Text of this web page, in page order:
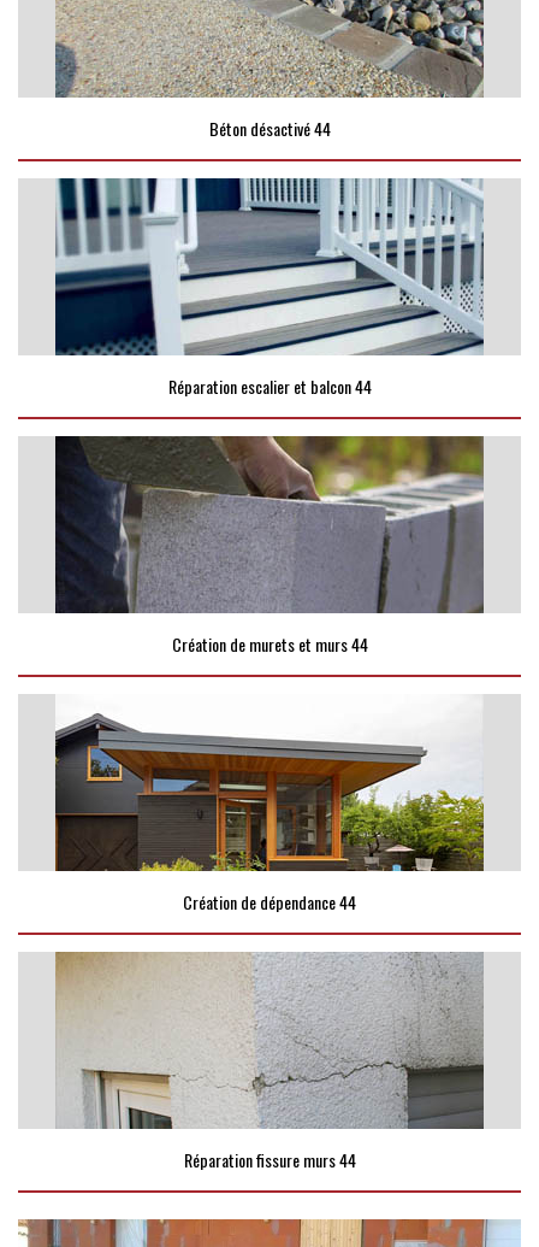
Béton désactivé 44
Réparation escalier et balcon 44
Création de murets et murs 44
Création de dépendance 44
Réparation fissure murs 44